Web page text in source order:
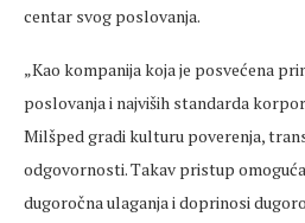
centar svog poslovanja.
„Kao kompanija koja je posvećena
poslovanja i najviših standarda
Milšped gradi kulturu poverenja,
odgovornosti. Takav pristup
dugoročna ulaganja i doprinosi